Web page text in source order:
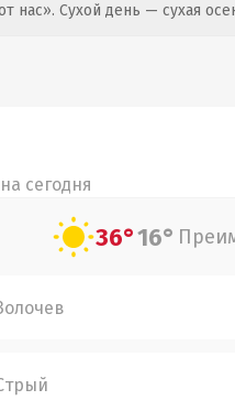
нас». Сухой день — сухая
сегодня
36°16°